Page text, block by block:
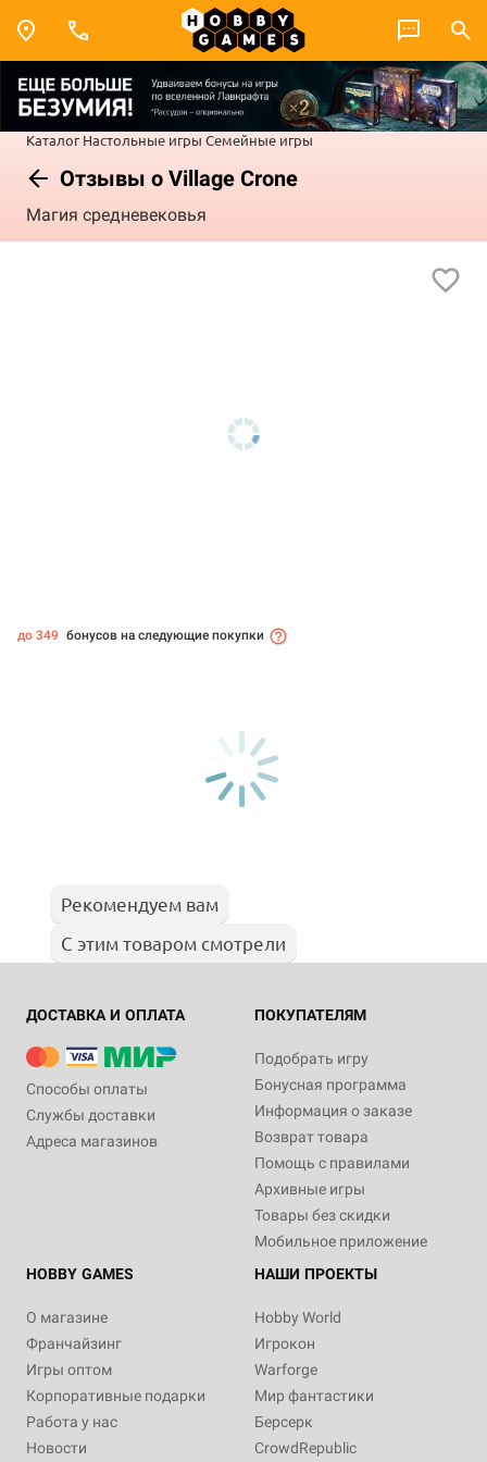
Каталог Настольные игры Семейные игры
Отзывы о Village Crone
Магия средневековья
до 349 бонусов на следующие покупки
Рекомендуем вам
С этим товаром смотрели
ДОСТАВКА И ОПЛАТА
Способы оплаты
Службы доставки
Адреса магазинов
ПОКУПАТЕЛЯМ
Подобрать игру
Бонусная программа
Информация о заказе
Возврат товара
Помощь с правилами
Архивные игры
Товары без скидки
Мобильное приложение
HOBBY GAMES
О магазине
Франчайзинг
Игры оптом
Корпоративные подарки
Работа у нас
Новости
НАШИ ПРОЕКТЫ
Hobby World
Игрокон
Warforge
Мир фантастики
Берсерк
CrowdRepublic